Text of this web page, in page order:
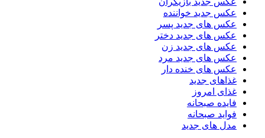
عکس جدید خواننده
عکس های جدید پسر
عکس های جدید دختر
عکس های جدید زن
عکس های جدید مرد
عکس های خنده دار
غذاهای جدید
غذای امروز
فایده صبحانه
فواید صبحانه
مدل های جدید